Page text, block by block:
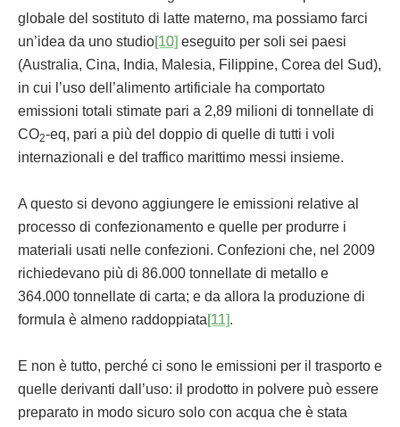
globale del sostituto di latte materno, ma possiamo farci
un’idea da uno studio[10] eseguito per soli sei paesi
(Australia, Cina, India, Malesia, Filippine, Corea del Sud),
in cui l’uso dell’alimento artificiale ha comportato
emissioni totali stimate pari a 2,89 milioni di tonnellate di
CO2-eq, pari a più del doppio di quelle di tutti i voli
internazionali e del traffico marittimo messi insieme.
A questo si devono aggiungere le emissioni relative al
processo di confezionamento e quelle per produrre i
materiali usati nelle confezioni. Confezioni che, nel 2009
richiedevano più di 86.000 tonnellate di metallo e
364.000 tonnellate di carta; e da allora la produzione di
formula è almeno raddoppiata [11].
E non è tutto, perché ci sono le emissioni per il trasporto e
quelle derivanti dall’uso: il prodotto in polvere può essere
preparato in modo sicuro solo con acqua che è stata